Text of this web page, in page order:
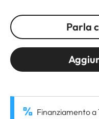
Parla
Finanziamento a